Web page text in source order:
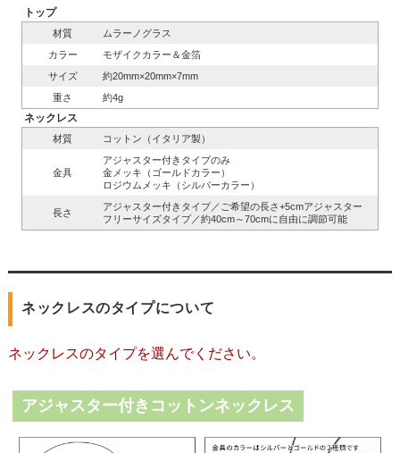
トップ
材質
ムラーノグラス
カラー
モザイクカラー＆金箔
サイズ
約20mm×20mm×7mm
重さ
約4g
ネックレス
材質 コットン（イタリア製）
金具
アジャスター付きタイプのみ
金メッキ（ゴールドカラー）
ロジウムメッキ（シルバーカラー）
長さ
アジャスター付きタイプ／ご希望の長さ+5cmアジャスター
フリーサイズタイプ／約40cm～70cmに自由に調節可能
ネックレスのタイプについて
ネックレスのタイプを選んでください。
アジャスター付きコットンネックレス